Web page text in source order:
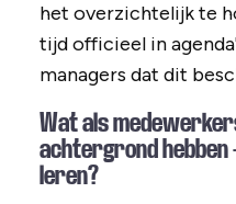
het overzichtelijk te
tijd officieel in
managers dat dit
Wat als
achtergrond hebben
leren?